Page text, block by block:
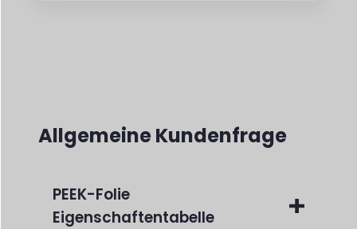
Allgemeine Kundenfrage
PEEK-Folie
Eigenschaftentabelle